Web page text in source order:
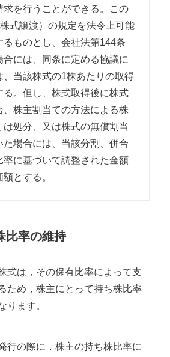
求を行うことができる。この
式譲渡）の規定を法令上可能
るものとし、会社法第144条
合には、同条に定める協議に
、当該株式の1株あたりの取得
る。但し、株式取得後に株式
、株主割当ての方法による株
は処分、又は株式の無償割当
た場合には、当該分割、併合
率に基づいて調整された金額
とする。
率の維持
式は，その保有比率によって支
ため，株主にとって持ち株比率
ります。
行の際に，株主の持ち株比率に